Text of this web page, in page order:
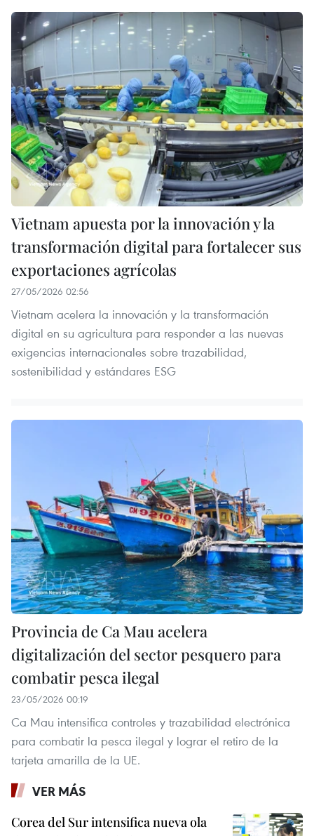
Vietnam apuesta por la innovación y la
transformación digital para fortalecer sus
exportaciones agrícolas
27/05/2026 02:56
Vietnam acelera la innovación y la transformación
digital en su agricultura para responder a las nuevas
exigencias internacionales sobre trazabilidad,
sostenibilidad y estándares ESG
Provincia de Ca Mau acelera
digitalización del sector pesquero para
combatir pesca ilegal
23/05/2026 00:19
Ca Mau intensifica controles y trazabilidad electrónica
para combatir la pesca ilegal y lograr el retiro de la
tarjeta amarilla de la UE.
VER MÁS
Corea del Sur intensifica nueva ola